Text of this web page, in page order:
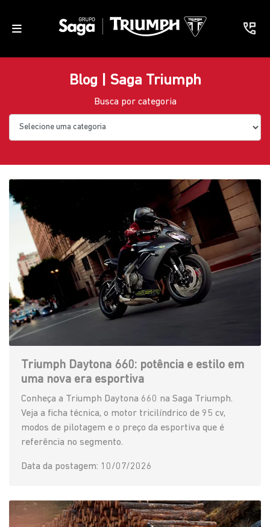
Blog | Saga Triumph
Busca por categoria
Triumph Daytona 660: potência e estilo em
uma nova era esportiva
Conheça a Triumph Daytona 660 na Saga Triumph.
Veja a ficha técnica, o motor tricilíndrico de 95 cv,
modos de pilotagem e o preço da esportiva que é
referência no segmento.
Data da postagem: 10/07/2026